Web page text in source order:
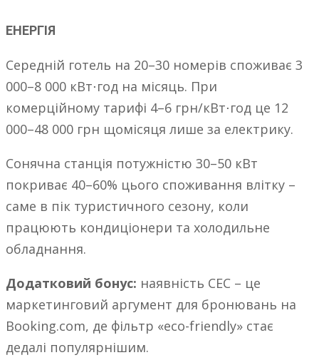
ЕНЕРГІЯ
Середній готель на 20–30 номерів споживає 3
000–8 000 кВт⋅год на місяць. При
комерційному тарифі 4–6 грн/кВт⋅год це 12
000–48 000 грн щомісяця лише за електрику.
Сонячна станція потужністю 30–50 кВт
покриває 40–60% цього споживання влітку –
саме в пік туристичного сезону, коли
працюють кондиціонери та холодильне
обладнання.
Додатковий бонус: наявність СЕС – це
маркетинговий аргумент для бронювань на
Booking.com, де фільтр «eco-friendly» стає
дедалі популярнішим.